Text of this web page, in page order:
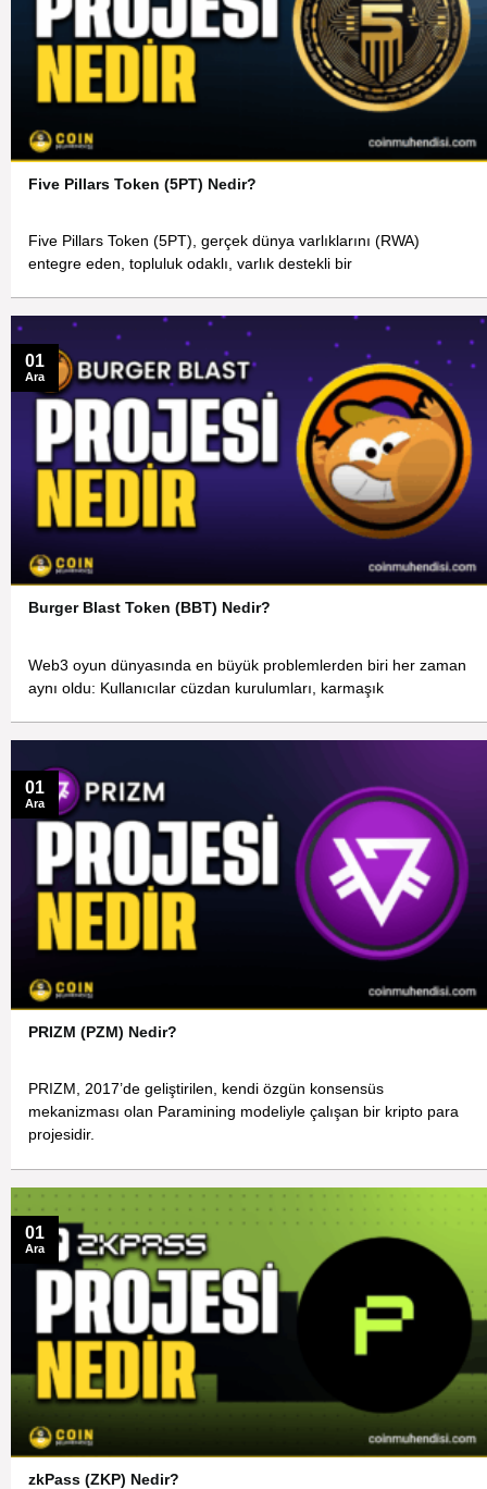
Five Pillars Token (5PT) Nedir?
Five Pillars Token (5PT), gerçek dünya varlıklarını (RWA)
entegre eden, topluluk odaklı, varlık destekli bir
Burger Blast Token (BBT) Nedir?
Web3 oyun dünyasında en büyük problemlerden biri her zaman
aynı oldu: Kullanıcılar cüzdan kurulumları, karmaşık
01
Ara
PRIZM (PZM) Nedir?
PRIZM, 2017’de geliştirilen, kendi özgün konsensüs
mekanizması olan Paramining modeliyle çalışan bir kripto para
projesidir.
01
Ara
zkPass (ZKP) Nedir?
01
Ara